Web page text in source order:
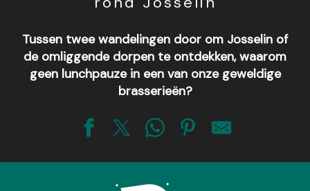
Tussen twee wandelingen door om Josselin of
de omliggende dorpen te ontdekken, waarom
geen lunchpauze in een van onze geweldige
brasserieën?
Restaurant-pizzeria Le Guéthenoc